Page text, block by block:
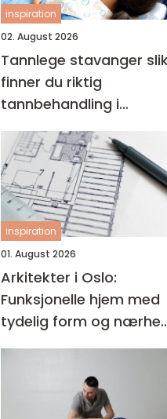
inspiration
02. August 2026
Tannlege stavanger slik
finner du riktig
tannbehandling i
sentrum
inspiration
01. August 2026
Arkitekter i Oslo:
Funksjonelle hjem med
tydelig form og nærhet
til omgivelsene